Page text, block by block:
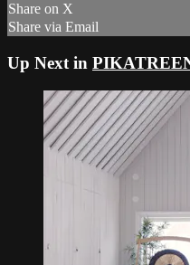
Share on X
Share via Email
Up Next in